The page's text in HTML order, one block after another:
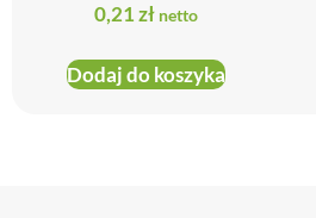
0,21zł netto
Dodaj do koszyka